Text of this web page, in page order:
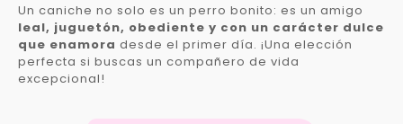
Un caniche no solo es un perro bonito: es un amigo
leal, juguetón, obediente y con un carácter dulce
que enamora desde el primer día. ¡Una elección
perfecta si buscas un compañero de vida
excepcional!